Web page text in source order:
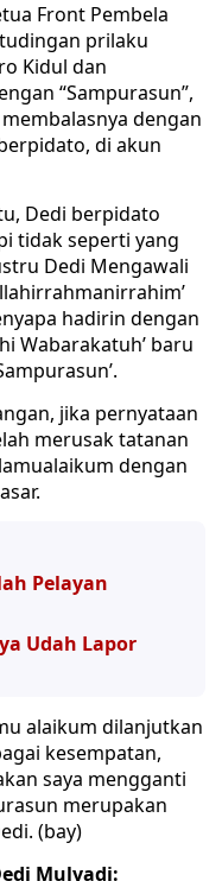
Front Pembela
prilaku
Kidul dan
“Sampurasun”,
dengan
di akun
Dedi berpidato
tidak seperti yang
Dedi Mengawali
hadirin dengan
Wabarakatuh’ baru
jika pernyataan
merusak tatanan
dengan
Pelayan
Udah Lapor
alaikum dilanjutkan
kesempatan,
saya mengganti
merupakan
(bay)
Mulyadi: